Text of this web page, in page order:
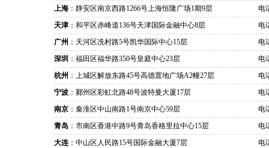
上海 ：静安区南京西路1266号上海恒隆广场1期9层
电
天津 ：和平区赤峰道136号天津国际金融中心8层
电
广州 ：天河区冼村路5号凯华国际中心15层
电
深圳 ：福田区福华路350号皇庭中心23层
电
杭州 ：上城区解放东路45号高德置地广场A2幢27层
电
宁波 ：鄞州区彩虹北路48号波特曼大厦17层
电
南京 ：秦淮区中山南路1号南京中心59层
电
青岛 ：市南区香港中路9号青岛香格里拉中心15层
电
大连 ：中山区人民路15号国际金融大厦7层
电